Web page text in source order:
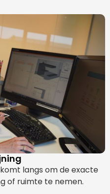
langs om de exacte
of ruimte te nemen.